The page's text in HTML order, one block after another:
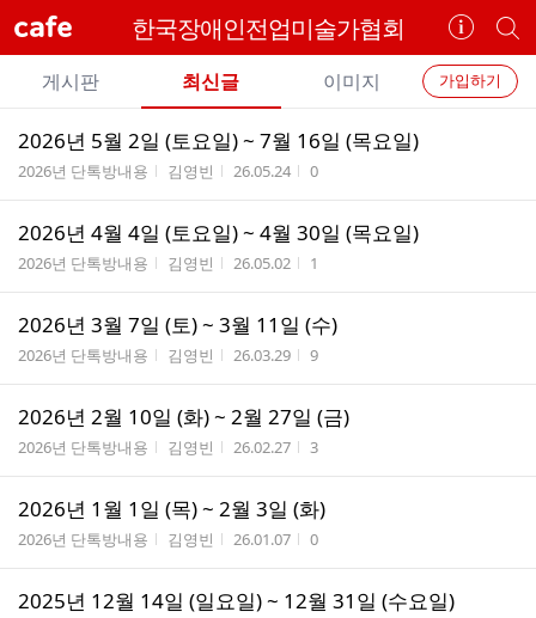
cafe 한국장애인전업미술가협회
카
페
정
보
개
별
카
페
카
페
메
뉴
가입하기
게시판 최신글 이미지
전
체
글
리
2026년 5월 2일 (토요일) ~ 7월 16일 (목요일)
게시판명
2026년 단톡방내용 작성자
김영빈 작성시간
26.05.24 조회수
0
2026년 4월 4일 (토요일) ~ 4월 30일 (목요일)
게시판명
2026년 단톡방내용 작성자
김영빈 작성시간
26.05.02 조회수
1
2026년 3월 7일 (토) ~ 3월 11일 (수)
게시판명
2026년 단톡방내용 작성자
김영빈 작성시간
26.03.29 조회수
9
2026년 2월 10일 (화) ~ 2월 27일 (금)
게시판명
2026년 단톡방내용 작성자
김영빈 작성시간
26.02.27 조회수
3
2026년 1월 1일 (목) ~ 2월 3일 (화)
게시판명
2026년 단톡방내용 작성자
김영빈 작성시간
26.01.07 조회수
0
2025년 12월 14일 (일요일) ~ 12월 31일 (수요일)